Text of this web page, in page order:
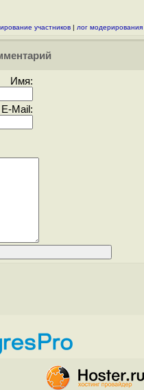
участников | лог модерирования
Имя:
E-Mail: